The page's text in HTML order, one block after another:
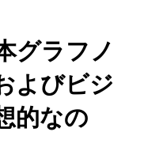
グラフノ
よびビジ
的なの